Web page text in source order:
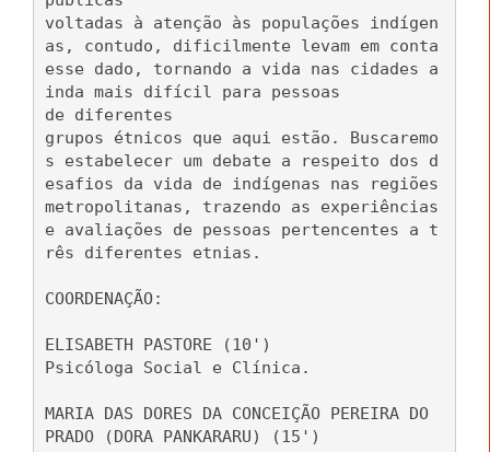
voltadas à atenção às populações indígen
as, contudo, dificilmente levam em conta
esse dado, tornando a vida nas cidades a
inda mais difícil para pessoas
de diferentes
grupos étnicos que aqui estão. Buscaremo
s estabelecer um debate a respeito dos d
esafios da vida de indígenas nas regiões
metropolitanas, trazendo as experiências
e avaliações de pessoas pertencentes a t
rês diferentes etnias.
COORDENAÇÃO:
ELISABETH PASTORE (10')
Psicóloga Social e Clínica.
MARIA DAS DORES DA CONCEIÇÃO PEREIRA DO
PRADO (DORA PANKARARU) (15')